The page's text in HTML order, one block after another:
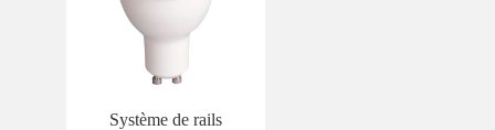
Système de rails